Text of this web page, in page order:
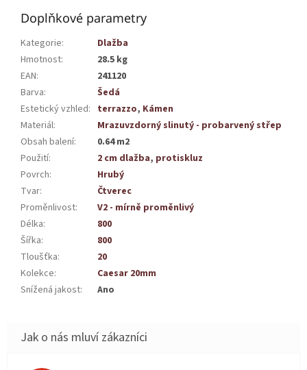
Doplňkové parametry
Kategorie:
Dlažba
Hmotnost:
28.5 kg
EAN:
241120
Barva:
Šedá
Estetický vzhled: terrazzo, Kámen
Materiál:
Mrazuvzdorný slinutý - probarvený střep
Obsah balení:
0.64 m2
Použití: 2 cm dlažba, protiskluz
Povrch:
Hrubý
Tvar:
Čtverec
Proměnlivost:
V2 - mírně proměnlivý
Délka:
800
Šířka:
800
Tloušťka:
20
Kolekce:
Caesar 20mm
Snížená jakost: Ano